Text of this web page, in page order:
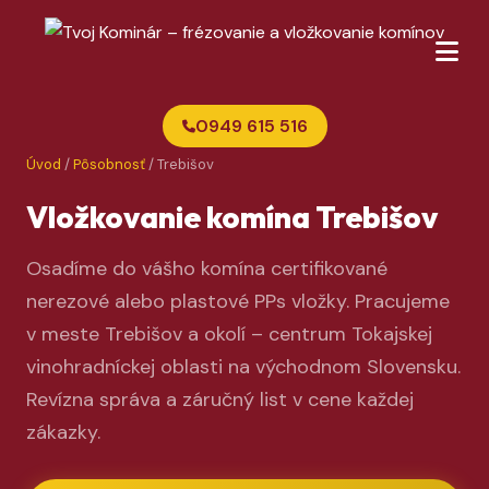
0949 615 516
Úvod /Pôsobnosť/ Trebišov
Vložkovanie komína Trebišov
Osadíme do vášho komína certifikované
nerezové alebo plastové PPs vložky. Pracujeme
v meste Trebišov a okolí – centrum Tokajskej
vinohradníckej oblasti na východnom Slovensku.
Revízna správa a záručný list v cene každej
zákazky.